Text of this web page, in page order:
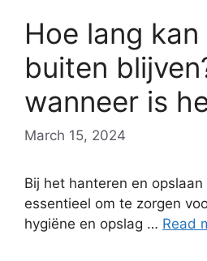
Hoe lang
buiten
wanneer is
March 15, 2024
Bij het hanteren en
essentieel om te zorgen
hygiëne en opslag … Read